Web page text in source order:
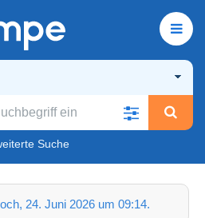
Suche
24. Juni 2026 um 09:14.